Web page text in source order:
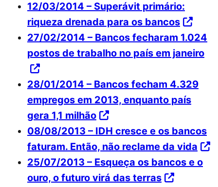
12/03/2014 – Superávit primário:
riqueza drenada para os bancos
27/02/2014 – Bancos fecharam 1.024
postos de trabalho no país em janeiro
28/01/2014 – Bancos fecham 4.329
empregos em 2013, enquanto país
gera 1,1 milhão
08/08/2013 – IDH cresce e os bancos
faturam. Então, não reclame da vida
25/07/2013 – Esqueça os bancos e o
ouro, o futuro virá das terras